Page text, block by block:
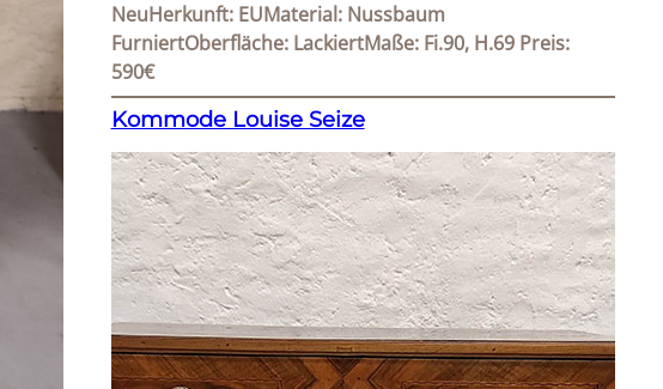
NeuHerkunft: EUMaterial: Nussbaum
FurniertOberfläche: LackiertMaße: Fi.90, H.69 Preis:
590€
Kommode Louise Seize